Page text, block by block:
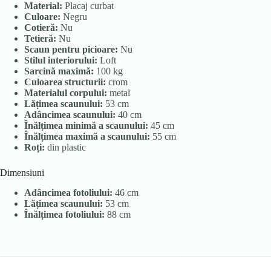
Material: Placaj curbat
Culoare: Negru
Cotieră: Nu
Tetieră: Nu
Scaun pentru picioare: Nu
Stilul interiorului: Loft
Sarcină maximă: 100 kg
Culoarea structurii: crom
Materialul corpului: metal
Lățimea scaunului: 53 cm
Adâncimea scaunului: 40 cm
Înălțimea minimă a scaunului: 45 cm
Înălțimea maximă a scaunului: 55 cm
Roți: din plastic
Dimensiuni
Adâncimea fotoliului: 46 cm
Lățimea scaunului: 53 cm
Înălțimea fotoliului: 88 cm